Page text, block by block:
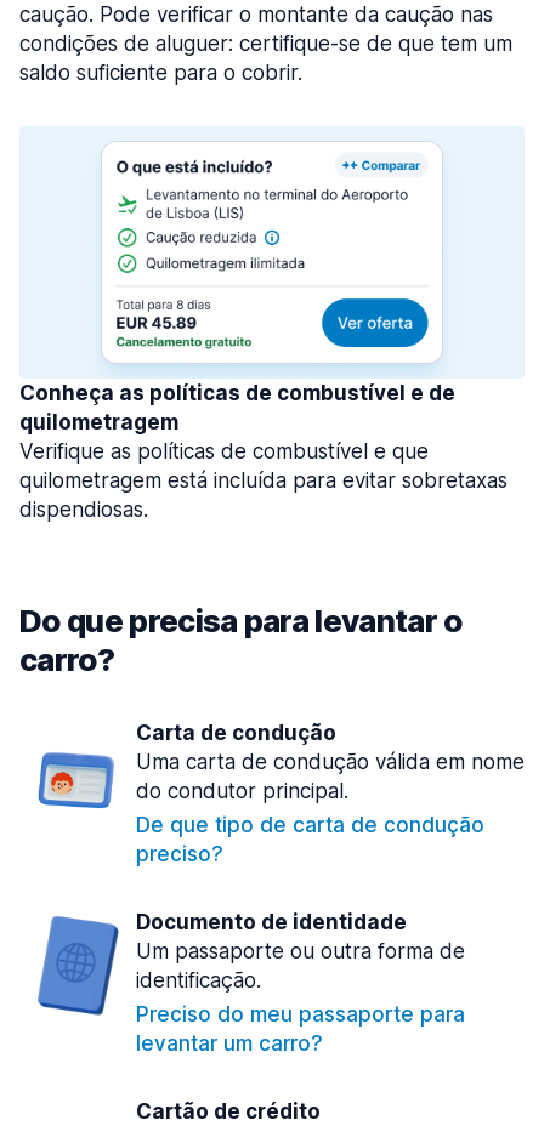
caução. Pode verificar o montante da caução nas
condições de aluguer: certifique-se de que tem um
saldo suficiente para o cobrir.
Conheça as políticas de combustível e de
quilometragem
Verifique as políticas de combustível e que
quilometragem está incluída para evitar sobretaxas
dispendiosas.
Do que precisa para levantar o
carro?
Carta de condução
Uma carta de condução válida em nome
do condutor principal.
De que tipo de carta de condução
preciso?
Documento de identidade
Um passaporte ou outra forma de
identificação.
Preciso do meu passaporte para
levantar um carro?
Cartão de crédito